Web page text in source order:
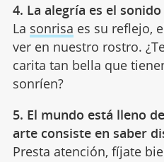
4. La alegría es el
La sonrisa es su reflejo,
ver en nuestro rostro.
carita tan bella que
sonríen?
5. El mundo está lleno
arte consiste en saber
Presta atención, fíjate